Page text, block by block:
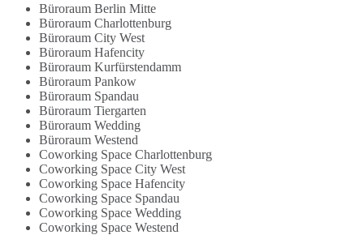
Büroraum Berlin Mitte
Büroraum Charlottenburg
Büroraum City West
Büroraum Hafencity
Büroraum Kurfürstendamm
Büroraum Pankow
Büroraum Spandau
Büroraum Tiergarten
Büroraum Wedding
Büroraum Westend
Coworking Space Charlottenburg
Coworking Space City West
Coworking Space Hafencity
Coworking Space Spandau
Coworking Space Wedding
Coworking Space Westend